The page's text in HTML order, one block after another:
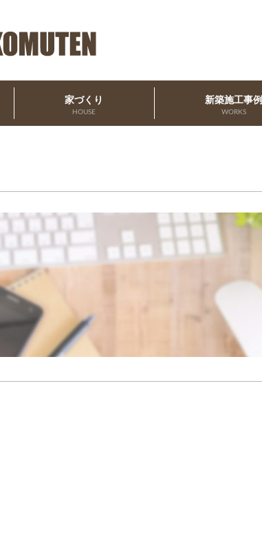
家づくり
HOUSE
新築施工事例
WORKS